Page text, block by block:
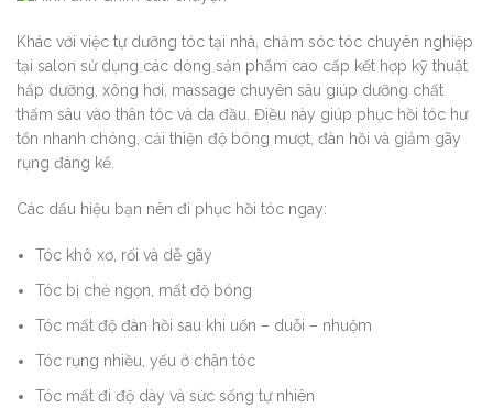
Khác với việc tự dưỡng tóc tại nhà, chăm sóc tóc chuyên nghiệp
tại salon sử dụng các dòng sản phẩm cao cấp kết hợp kỹ thuật
hấp dưỡng, xông hơi, massage chuyên sâu giúp dưỡng chất
thấm sâu vào thân tóc và da đầu. Điều này giúp phục hồi tóc hư
tổn nhanh chóng, cải thiện độ bóng mượt, đàn hồi và giảm gãy
rụng đáng kể.
Các dấu hiệu bạn nên đi phục hồi tóc ngay:
Tóc khô xơ, rối và dễ gãy
Tóc bị chẻ ngọn, mất độ bóng
Tóc mất độ đàn hồi sau khi uốn – duỗi – nhuộm
Tóc rụng nhiều, yếu ở chân tóc
Tóc mất đi độ dày và sức sống tự nhiên